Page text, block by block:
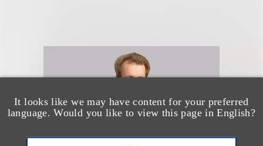
It looks like we may have content for your preferred
language. Would you like to view this page in English?